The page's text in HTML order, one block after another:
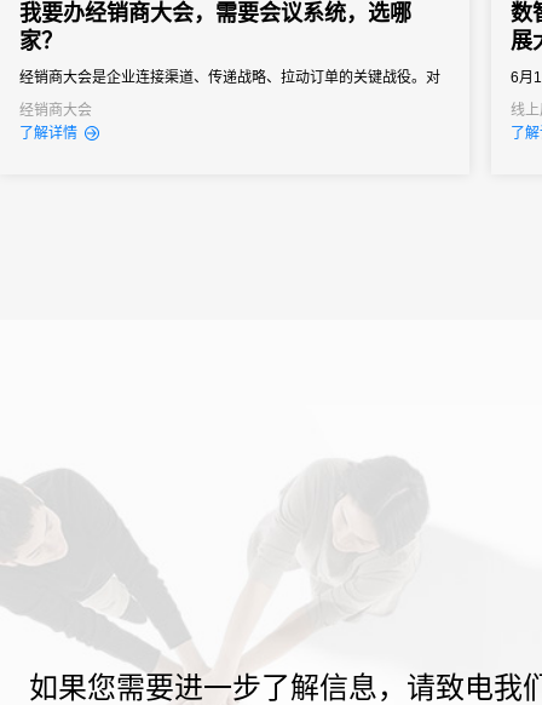
我要办经销商大会，需要会议系统，选哪
家？
经销商大会是企业连接渠道、传递战略、拉动订单的关键战役。对
品牌商而言，它不只是“开一场会”，而是年度政策发布、销售目标分
解、渠道关系维护的核心节点。一场成功的经销商大会，能让经销
经销商大会
了解详情
数
展
6月
食
州
线
了
如果您需要进一步了解信息，请致电我